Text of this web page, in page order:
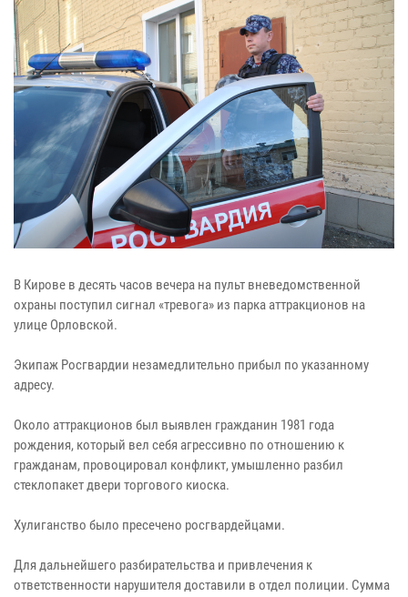
В Кирове в десять часов вечера на пульт вневедомственной
охраны поступил сигнал «тревога» из парка аттракционов на
улице Орловской.
Экипаж Росгвардии незамедлительно прибыл по указанному
адресу.
Около аттракционов был выявлен гражданин 1981 года
рождения, который вел себя агрессивно по отношению к
гражданам, провоцировал конфликт, умышленно разбил
стеклопакет двери торгового киоска.
Хулиганство было пресечено росгвардейцами.
Для дальнейшего разбирательства и привлечения к
ответственности нарушителя доставили в отдел полиции. Сумма